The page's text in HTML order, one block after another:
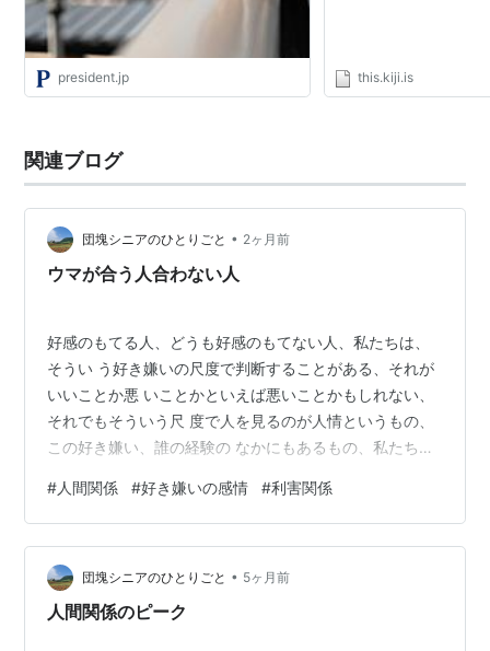
president.jp this.kiji.is
関連ブログ
団塊シニアのひとりごと • 2ヶ月前
ウマが合う人合わない人
好感のもてる人、どうも好感のもてない人、私たちは、
そうい う好き嫌いの尺度で判断することがある、それが
いいことか悪 いことかといえば悪いことかもしれない、
それでもそういう尺 度で人を見るのが人情というもの、
この好き嫌い、誰の経験の なかにもあるもの、私たちは
だ。 この感覚はどんなふうに形成されるのだろうか、き
っと容貌だ けでなく、その人が発散させている雰囲気か
ら判断すると思う、 だから第一印象がよく好感が持てれ
ば打ち解けるのが早いし、 そうでなければ遠ざかる。 こ
の好き嫌いを克服するには、やはり話しあうことで変化
#人間関係 #好き嫌いの感情 #利害関係
団塊シニアのひとりごと • 5ヶ月前
人間関係のピーク